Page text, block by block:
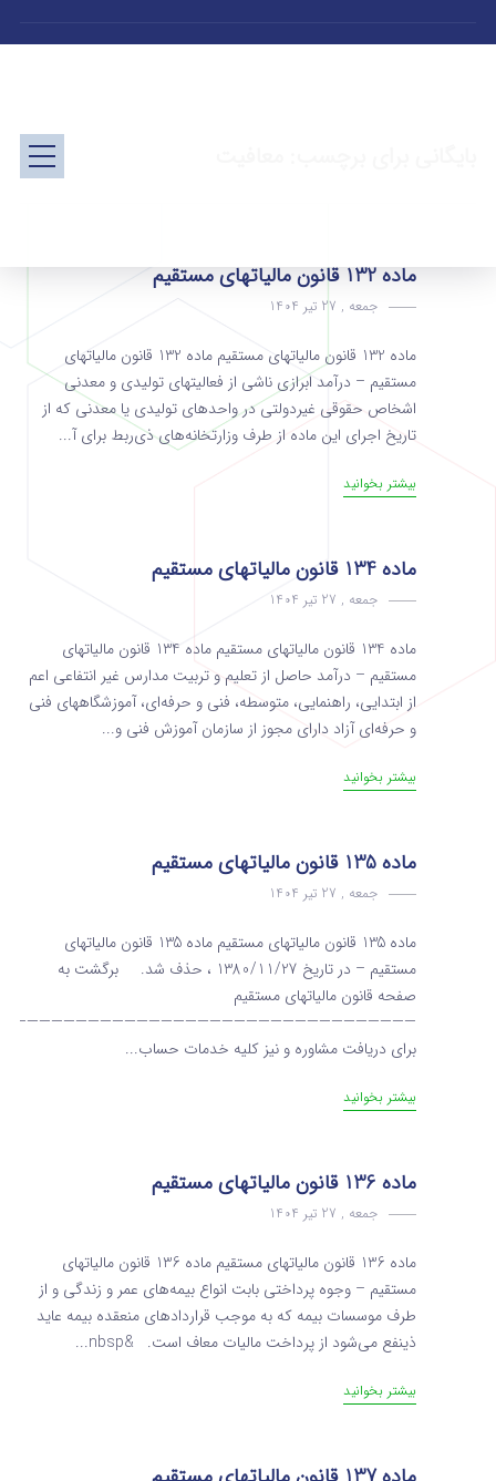
ماده 132 قانون مالیاتهای مستقیم
جمعه , 27 تیر 1404
ماده 132 قانون مالیاتهای مستقیم ماده 132 قانون مالیاتهای
مستقیم – درآمد ابرازی ناشی از فعالیت­های ‌تولیدی و معدنی
اشخاص حقوقی غیردولتی در واحدهای تولیدی یا معدنی که از
تاریخ اجرای این ماده از طرف‌ وزارتخانه‌های ذی‌ربط برای آ...
بیشتر بخوانید
ماده 134 قانون مالیاتهای مستقیم
جمعه , 27 تیر 1404
ماده 134 قانون مالیاتهای مستقیم ماده 134 قانون مالیاتهای
مستقیم – درآمد حاصل از تعلیم و تربیت مدارس غیر انتفاعی اعم
از ابتدایی، راهنمایی، متوسطه، فنی و حرفه‌ای، آموزشگاههای فنی
و حرفه‌ای آزاد دارای مجوز از سازمان آموزش فنی و...
بیشتر بخوانید
ماده 135 قانون مالیاتهای مستقیم
جمعه , 27 تیر 1404
ماده 135 قانون مالیاتهای مستقیم ماده 135 قانون مالیاتهای
مستقیم – در تاریخ 1380/11/27 ، حذف شد. برگشت به
صفحه قانون مالیاتهای مستقیم
برای دریافت مشاوره و نیز کلیه خدمات حساب...
بیشتر بخوانید
ماده 136 قانون مالیاتهای مستقیم
جمعه , 27 تیر 1404
ماده 136 قانون مالیاتهای مستقیم ماده 136 قانون مالیاتهای
مستقیم – وجوه پرداختی بابت انواع بیمه‌های عمر و زندگی و از
طرف موسسات بیمه که به موجب قراردادهای منعقده بیمه عاید
ذینفع می‌شود از پرداخت مالیات ‌معاف است. &nbsp...
بیشتر بخوانید